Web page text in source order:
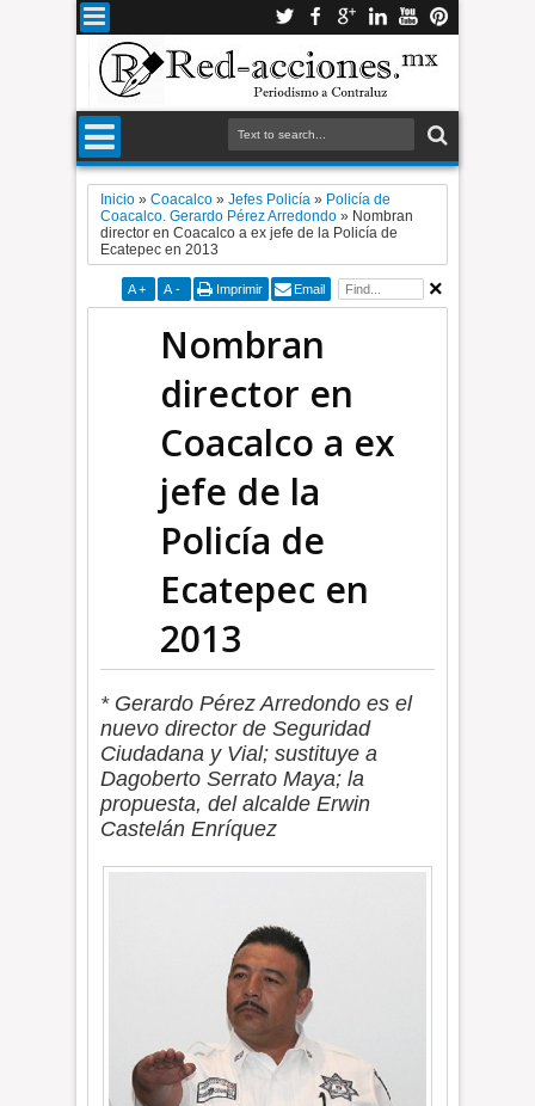
Inicio »Coacalco »Jefes Policía » Policía de
Coacalco. Gerardo Pérez Arredondo » Nombran
director en Coacalco a ex jefe de la Policía de
Ecatepec en 2013
A + A - Imprimir Email
Nombran
director en
Coacalco a ex
jefe de la
Policía de
Ecatepec en
2013
* Gerardo Pérez Arredondo es el
nuevo director de Seguridad
Ciudadana y Vial; sustituye a
Dagoberto Serrato Maya; la
propuesta, del alcalde Erwin
Castelán Enríquez